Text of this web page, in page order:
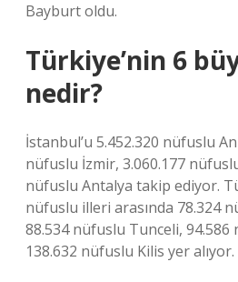
Bayburt oldu.
Türkiye’nin 6
nedir?
İstanbul’u 5.452.320 nüfuslu
nüfuslu İzmir, 3.060.177
nüfuslu Antalya takip ediyor.
nüfuslu illeri arasında 78.324
88.534 nüfuslu Tunceli,
138.632 nüfuslu Kilis yer alıyor.